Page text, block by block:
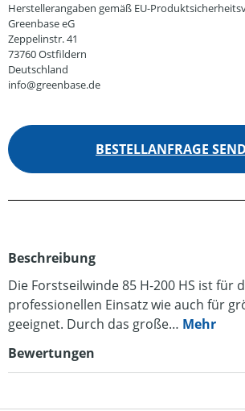
Herstellerangaben gemäß EU-
Greenbase eG
Zeppelinstr. 41
73760 Ostfildern
Deutschland
info@greenbase.de
BESTELLANFRAGE
Beschreibung
Die Forstseilwinde 85 H-200 HS ist für
professionellen Einsatz wie auch für
geeignet. Durch das große… Mehr
Bewertungen